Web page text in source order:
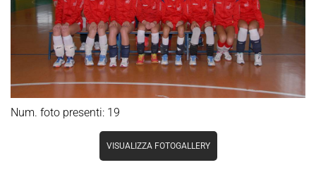
Num. foto presenti: 19
VISUALIZZA FOTOGALLERY